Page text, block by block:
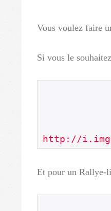
Vous voulez faire
Si vous le
http://
Et pour un Rallye-